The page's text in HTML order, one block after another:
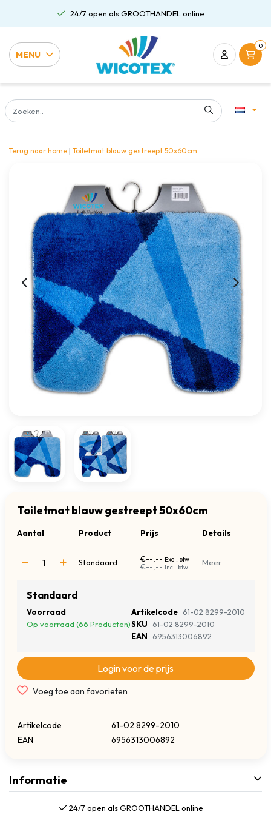
24/7 open als GROOTHANDEL online
MENU
0
Terug naar home | Toiletmat blauw gestreept 50x60cm
Toiletmat blauw gestreept 50x60cm
Aantal Product Prijs Details
Standaard €--,-- Excl. btw
€--,-- Incl. btw Meer
Standaard
Voorraad
Op voorraad (66 Producten)
Artikelcode 61-02 8299-2010
SKU
61-02 8299-2010
EAN
6956313006892
Login voor de prijs
Voeg toe aan favorieten
Artikelcode
61-02 8299-2010
EAN
6956313006892
Informatie
24/7 open als GROOTHANDEL online